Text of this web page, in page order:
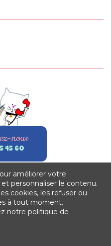
nous
45 60
améliorer votre
personnaliser le contenu.
cookies, les refuser ou
à tout moment.
notre politique de